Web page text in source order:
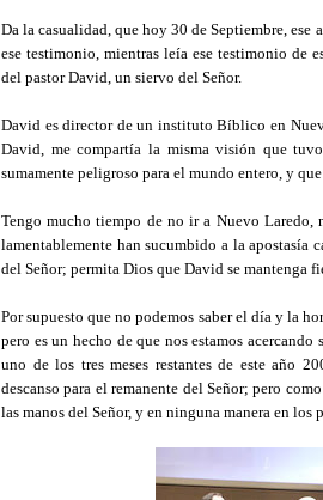
Da la casualidad, que hoy 30 de Septiembre, ese
ese testimonio, mientras leía ese testimonio de
del pastor David, un siervo del Señor.
David es director de un instituto Bíblico en
David, me compartía la misma visión que
sumamente peligroso para el mundo entero, y
Tengo mucho tiempo de no ir a Nuevo Laredo,
lamentablemente han sucumbido a la apostasía
del Señor; permita Dios que David se mantenga
Por supuesto que no podemos saber el día y la
pero es un hecho de que nos estamos
uno de los tres meses restantes de este año
descanso para el remanente del Señor; pero
las manos del Señor, y en ninguna manera en los